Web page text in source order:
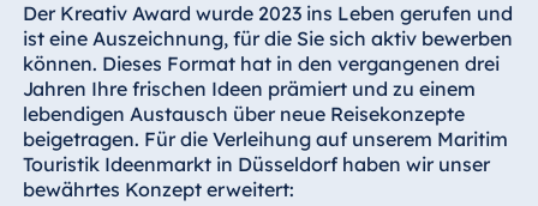
Der Kreativ Award wurde 2023 ins Leben gerufen und
ist eine Auszeichnung, für die Sie sich aktiv bewerben
können. Dieses Format hat in den vergangenen drei
Jahren Ihre frischen Ideen prämiert und zu einem
lebendigen Austausch über neue Reisekonzepte
beigetragen. Für die Verleihung auf unserem Maritim
Touristik Ideenmarkt in Düsseldorf haben wir unser
bewährtes Konzept erweitert: